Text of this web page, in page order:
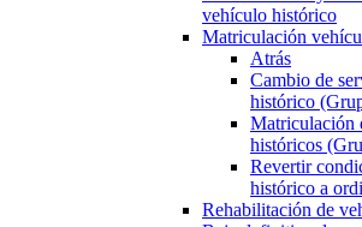
vehículo histórico
Matriculación
Atrás
Cambio de
histórico
Matriculación
históricos
Revertir
histórico a
Rehabilitación de